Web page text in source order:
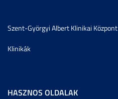
Szent-Györgyi Albert Klinikai Központ
Klinikák
HASZNOS OLDALAK